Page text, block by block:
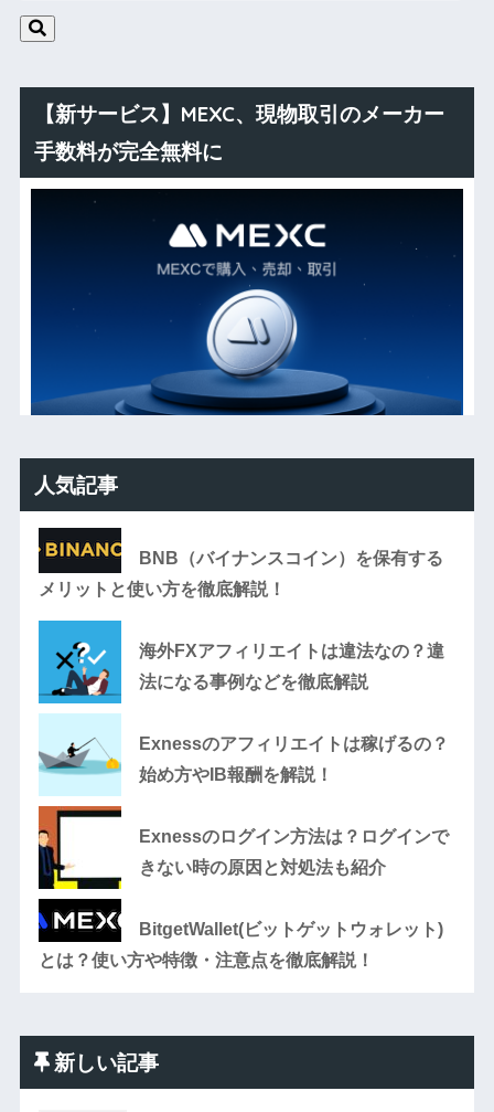
【新サービス】MEXC、現物取引のメーカー
手数料が完全無料に
人気記事
BNB（バイナンスコイン）を保有する
メリットと使い方を徹底解説！
海外FXアフィリエイトは違法なの？違
法になる事例などを徹底解説
Exnessのアフィリエイトは稼げるの？
始め方やIB報酬を解説！
Exnessのログイン方法は？ログインで
きない時の原因と対処法も紹介
BitgetWallet(ビットゲットウォレット)
とは？使い方や特徴・注意点を徹底解説！
新しい記事